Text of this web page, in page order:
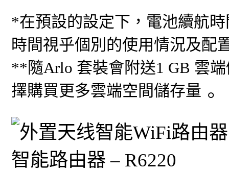
*在預設的設定下，電池續航
時間視乎個別的使用情況及配
**隨Arlo 套裝會附送1 GB 雲
擇購買更多雲端空間儲存量 。
智能路由器 – R6220